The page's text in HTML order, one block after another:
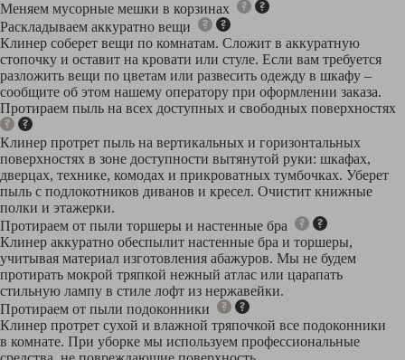
Меняем мусорные мешки в корзинах
Раскладываем аккуратно вещи
Клинер соберет вещи по комнатам. Сложит в аккуратную
стопочку и оставит на кровати или стуле. Если вам требуется
разложить вещи по цветам или развесить одежду в шкафу –
сообщите об этом нашему оператору при оформлении заказа.
Протираем пыль на всех доступных и свободных поверхностях
Клинер протрет пыль на вертикальных и горизонтальных
поверхностях в зоне доступности вытянутой руки: шкафах,
дверцах, технике, комодах и прикроватных тумбочках. Уберет
пыль с подлокотников диванов и кресел. Очистит книжные
полки и этажерки.
Протираем от пыли торшеры и настенные бра
Клинер аккуратно обеспылит настенные бра и торшеры,
учитывая материал изготовления абажуров. Мы не будем
протирать мокрой тряпкой нежный атлас или царапать
стильную лампу в стиле лофт из нержавейки.
Протираем от пыли подоконники
Клинер протрет сухой и влажной тряпочкой все подоконники
в комнате. При уборке мы используем профессиональные